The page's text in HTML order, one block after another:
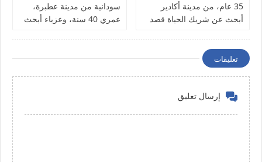
35 عام، من مدينة أكادير
أبحث عن شريك الحياة قصد
سودانية من مدينة عطبرة،
عمري 40 سنة، وعزباء أبحث
تعليقات
إرسال تعليق